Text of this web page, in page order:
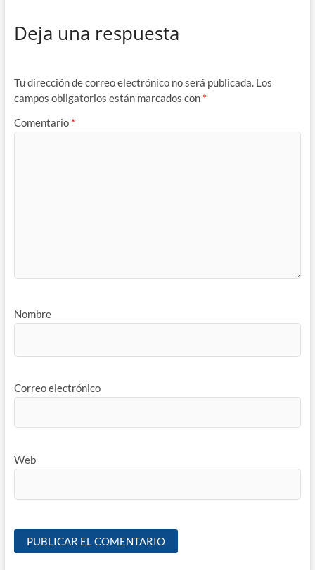
Deja una respuesta
Tu dirección de correo electrónico no será publicada. Los
campos obligatorios están marcados con *
Comentario *
Nombre
Correo electrónico
Web